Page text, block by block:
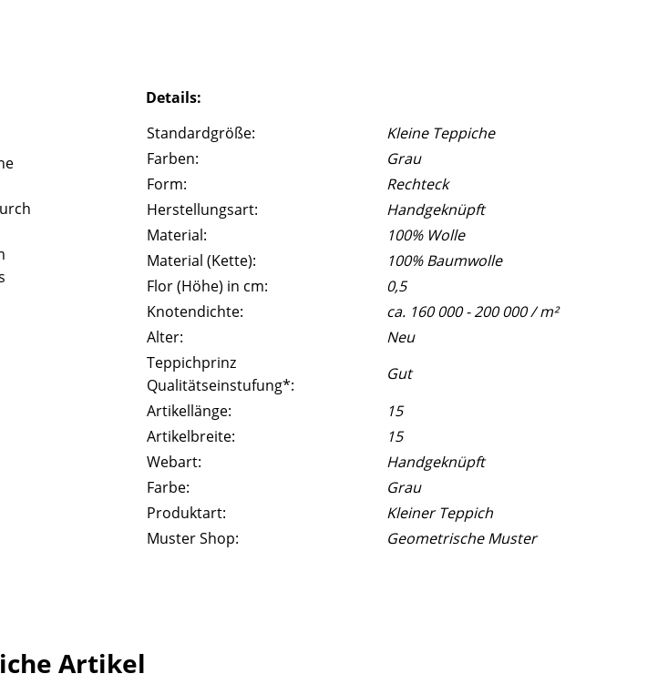
Details:
Standardgröße:
Kleine Teppiche
Farben:
Grau
Form:
Rechteck
Herstellungsart:
Handgeknüpft
Material:
100% Wolle
Material (Kette):
100% Baumwolle
Flor (Höhe) in cm:
0,5
Knotendichte:
ca. 160 000 - 200 000 / m²
Alter:
Neu
Teppichprinz
Qualitätseinstufung*:
Gut
Artikellänge:
15
Artikelbreite:
15
Webart:
Handgeknüpft
Farbe:
Grau
Produktart:
Kleiner Teppich
Muster Shop:
Geometrische Muster
Artikel